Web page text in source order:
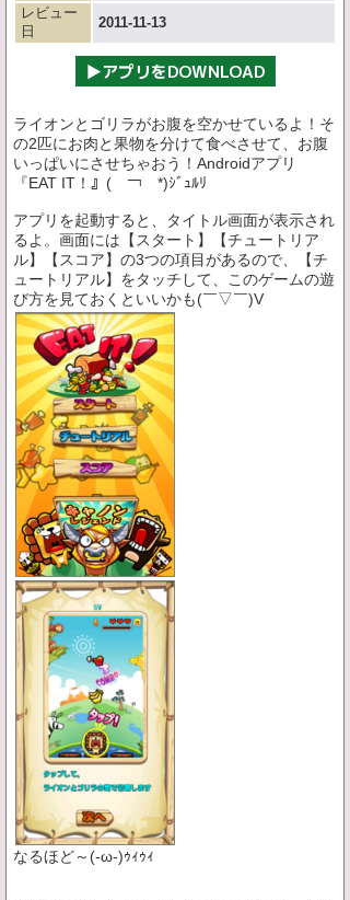
レビュー
日
2011-11-13
ライオンとゴリラがお腹を空かせているよ！そ
の2匹にお肉と果物を分けて食べさせて、お腹
いっぱいにさせちゃおう！Androidアプリ
『EAT IT！』(￣￢￣*)ｼﾞｭﾙﾘ
アプリを起動すると、タイトル画面が表示され
るよ。画面には【スタート】【チュートリア
ル】【スコア】の3つの項目があるので、【チ
ュートリアル】をタッチして、このゲームの遊
び方を見ておくといいかも(￣▽￣)V
なるほど～(-ω-)ｩｨｩｨ